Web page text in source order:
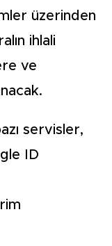
üzerinden
ihlali
ve
servisler,
ID